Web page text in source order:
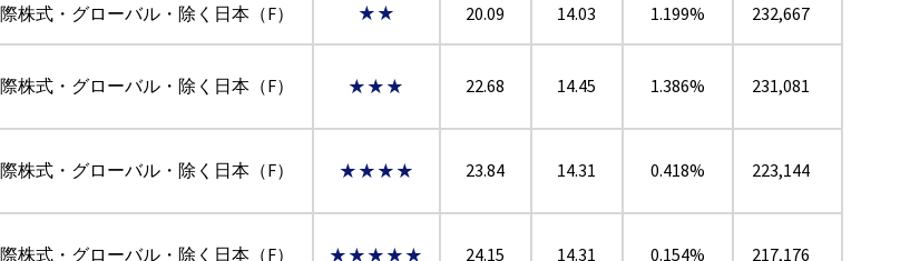
株式・グローバル・除く日本（F） ★★ 20.09 14.03 1.199% 232,667
株式・グローバル・除く日本（F） ★★★ 22.68 14.45 1.386% 231,081
株式・グローバル・除く日本（F） ★★★★ 23.84 14.31 0.418% 223,144
株式・グローバル・除く日本（F） ★★★★★ 24.15 14.31 0.154% 217,176